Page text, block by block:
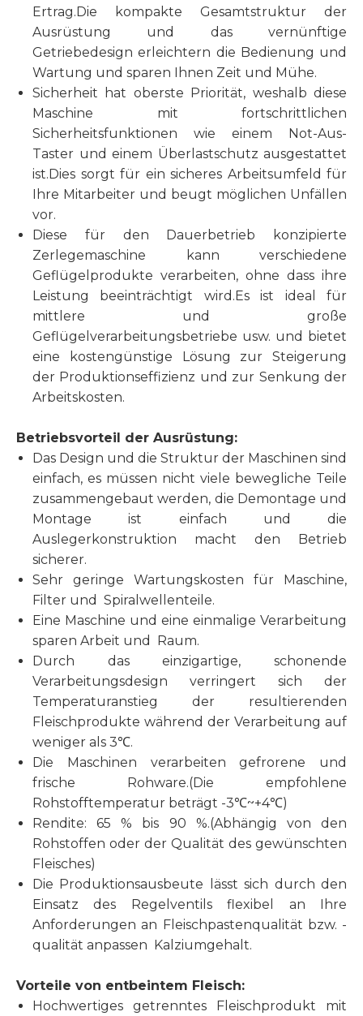
Ertrag.Die kompakte Gesamtstruktur der
Ausrüstung und das vernünftige
Getriebedesign erleichtern die Bedienung und
Wartung und sparen Ihnen Zeit und Mühe.
Sicherheit hat oberste Priorität, weshalb diese
Maschine mit fortschrittlichen
Sicherheitsfunktionen wie einem Not-Aus-
Taster und einem Überlastschutz ausgestattet
ist.Dies sorgt für ein sicheres Arbeitsumfeld für
Ihre Mitarbeiter und beugt möglichen Unfällen
vor.
Diese für den Dauerbetrieb konzipierte
Zerlegemaschine kann verschiedene
Geflügelprodukte verarbeiten, ohne dass ihre
Leistung beeinträchtigt wird.Es ist ideal für
mittlere und große
Geflügelverarbeitungsbetriebe usw. und bietet
eine kostengünstige Lösung zur Steigerung
der Produktionseffizienz und zur Senkung der
Arbeitskosten.
Betriebsvorteil der Ausrüstung:
Das Design und die Struktur der Maschinen sind
einfach, es müssen nicht viele bewegliche Teile
zusammengebaut werden, die Demontage und
Montage ist einfach und die
Auslegerkonstruktion macht den Betrieb
sicherer.
Sehr geringe Wartungskosten für Maschine,
Filter und Spiralwellenteile.
Eine Maschine und eine einmalige Verarbeitung
sparen Arbeit und Raum.
Durch das einzigartige, schonende
Verarbeitungsdesign verringert sich der
Temperaturanstieg der resultierenden
Fleischprodukte während der Verarbeitung auf
weniger als 3℃.
Die Maschinen verarbeiten gefrorene und
frische Rohware.(Die empfohlene
Rohstofftemperatur beträgt -3℃~+4℃)
Rendite: 65 % bis 90 %.(Abhängig von den
Rohstoffen oder der Qualität des gewünschten
Fleisches)
Die Produktionsausbeute lässt sich durch den
Einsatz des Regelventils flexibel an Ihre
Anforderungen an Fleischpastenqualität bzw. -
qualität anpassen Kalziumgehalt.
Vorteile von entbeintem Fleisch:
Hochwertiges getrenntes Fleischprodukt mit